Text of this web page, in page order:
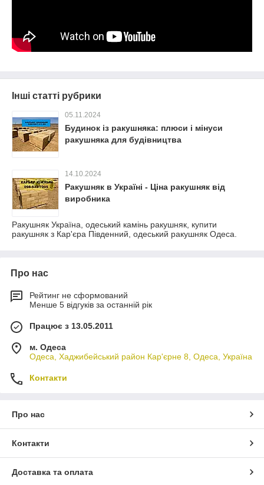
Інші статті рубрики
05.11.2024
Будинок із ракушняка: плюси і мінуси
ракушняка для будівництва
14.10.2024
Ракушняк в Україні - Ціна ракушняк від
виробника
Ракушняк Україна, одеський камінь ракушняк, купити
ракушняк з Кар'єра Південний, одеський ракушняк Одеса.
Про нас
Рейтинг не сформований
Менше 5 відгуків за останній рік
Працює з 13.05.2011
м. Одеса
Одеса, Хаджибейський район Кар'єрне 8, Одеса, Україна
Контакти
Про нас
Контакти
Доставка та оплата